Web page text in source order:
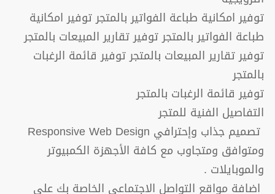
توفير امكانية طباعة الفواتير بالمتجر توفير امكانية
طباعة الفواتير بالمتجر توفير تقارير المبيعات بالمتجر
توفير تقارير المبيعات بالمتجر توفير قائمة الرغبات
بالمتجر
توفير قائمة الرغبات بالمتجر
التفاصيل الفنية للمتجر
تصميم جذاب وإحترافي Responsive Web Design
ومتوافق ومتجاوب مع كافة الأجهزة الكمبيوتر
والموبايلات .
اضافة مواقع التواصل الاجتماعي الخاصة بك على